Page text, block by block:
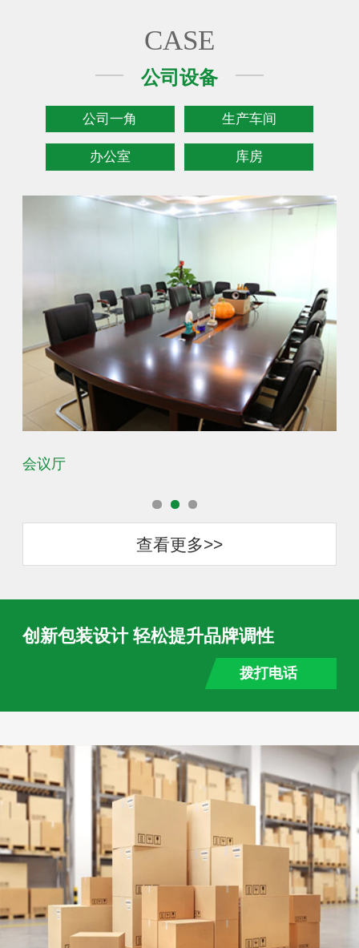
CASE
公司设备
公司一角 生产车间
办公室 库房
会议厅
查看更多>>
创新包装设计 轻松提升品牌调性
拨打电话